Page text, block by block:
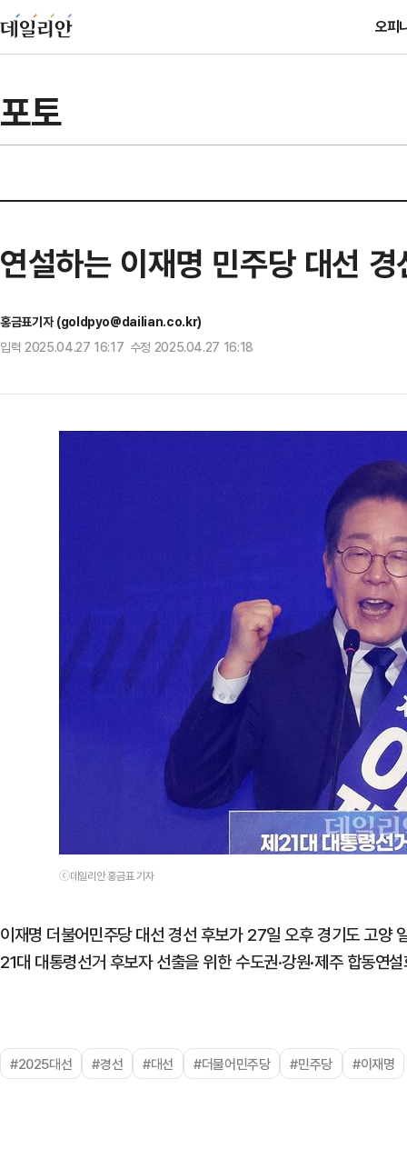
오피
포토
연설하는 이재명 민주당 대선 경
홍금표기자 (goldpyo@dailian.co.kr)
입력 2025.04.27 16:17 수정 2025.04.27 16:18
ⓒ데일리안 홍금표 기자
이재명 더불어민주당 대선 경선 후보가 27일 오후 경기도 고양
21대 대통령선거 후보자 선출을 위한 수도권·강원·제주 합동연
#2025대선 #경선 #대선 #더불어민주당 #민주당 #이재명